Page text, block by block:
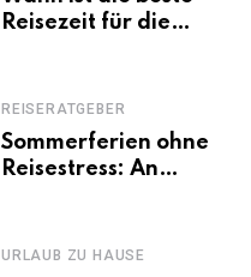
Reisezeit für die
saisonale
Besonderheiten
REISERATGEBER
Sommerferien ohne
Reisestress: An
losfahren
URLAUB ZU HAUSE